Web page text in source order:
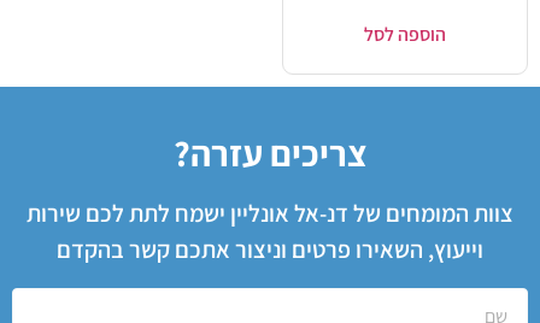
הוספה לסל
צריכים עזרה?
צוות המומחים של דנ-אל אונליין ישמח לתת לכם שירות
וייעוץ, השאירו פרטים וניצור אתכם קשר בהקדם